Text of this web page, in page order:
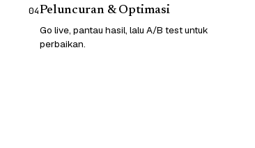
04Peluncuran & Optimasi
Go live, pantau hasil, lalu A/B test untuk
perbaikan.